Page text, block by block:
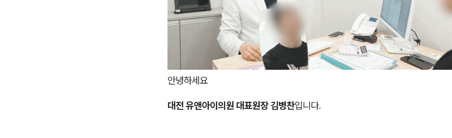
안녕하세요
대전 유앤아이의원 대표원장 김병찬입니다.